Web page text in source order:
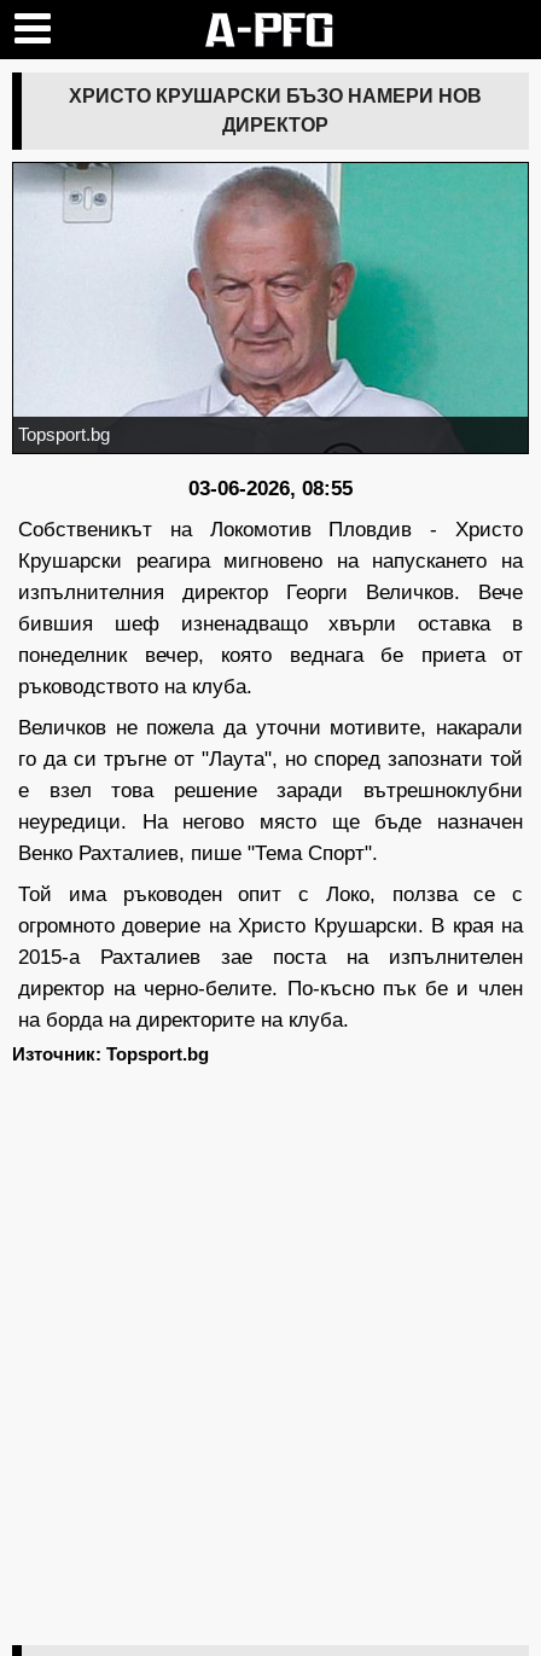
ХРИСТО КРУШАРСКИ БЪЗО НАМЕРИ НОВ
ДИРЕКТОР
Topsport.bg
03-06-2026, 08:55
Собственикът на Локомотив Пловдив - Христо
Крушарски реагира мигновено на напускането на
изпълнителния директор Георги Величков. Вече
бившия шеф изненадващо хвърли оставка в
понеделник вечер, която веднага бе приета от
ръководството на клуба.
Величков не пожела да уточни мотивите, накарали
го да си тръгне от "Лаута", но според запознати той
е взел това решение заради вътрешноклубни
неуредици. На негово място ще бъде назначен
Венко Рахталиев, пише "Тема Спорт".
Той има ръководен опит с Локо, ползва се с
огромното доверие на Христо Крушарски. В края на
2015-а Рахталиев зае поста на изпълнителен
директор на черно-белите. По-късно пък бе и член
на борда на директорите на клуба.
Източник: Topsport.bg